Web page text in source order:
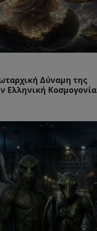
Δύναμη της
Ελληνική Κοσμογονία